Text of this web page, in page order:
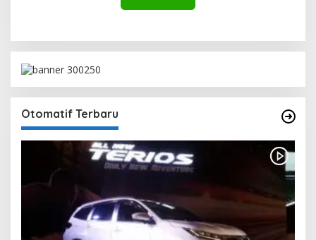
Otomatif Terbaru